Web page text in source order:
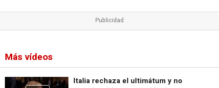
Más vídeos
Italia rechaza el ultimátum y no